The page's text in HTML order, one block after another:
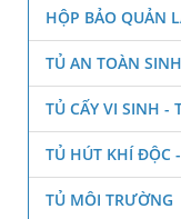
HỘP BẢO QUẢN
TỦ AN TOÀN
TỦ CẤY VI SINH -
TỦ HÚT KHÍ ĐỘC
TỦ MÔI TRƯỜNG